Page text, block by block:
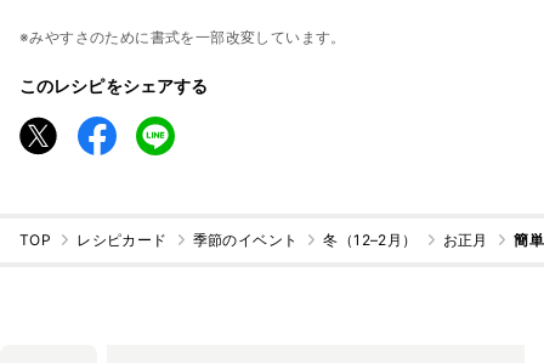
※みやすさのために書式を一部改変しています。
このレシピをシェアする
TOP レシピカード 季節のイベント 冬（12–2月） お正月 簡